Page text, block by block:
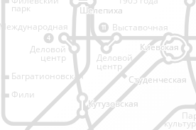
4
11
Деловой
центр
Шелепиха
Шелепиха
парк
Багратионовская
Фили
Международная Выставочная
Деловой
центр
Киевская
Киевская
Студенческая
Студенческая
Кутузовская
Кутузовская